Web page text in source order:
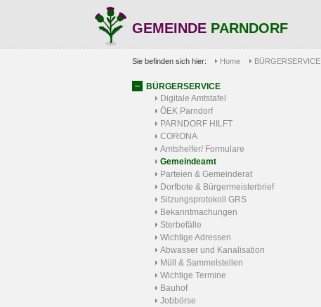
GEMEINDE PARNDORF
Sie befinden sich hier: Home BÜRGERSERVICE
BÜRGERSERVICE
Digitale Amtstafel
ÖEK Parndorf
PARNDORF HILFT
CORONA
Amtshelfer/ Formulare
Gemeindeamt
Parteien & Gemeinderat
Dorfbote & Bürgermeisterbrief
Sitzungsprotokoll GRS
Bekanntmachungen
Sterbefälle
Wichtige Adressen
Abwasser und Kanalisation
Müll & Sammelstellen
Wichtige Termine
Bauhof
Jobbörse